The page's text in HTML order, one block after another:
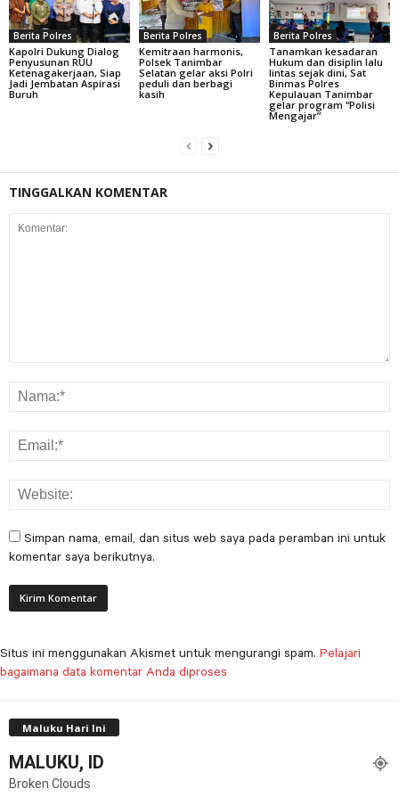
Berita Polres
Kapolri Dukung Dialog
Penyusunan RUU
Ketenagakerjaan, Siap
Jadi Jembatan Aspirasi
Buruh
Berita Polres
Kemitraan harmonis,
Polsek Tanimbar
Selatan gelar aksi Polri
peduli dan berbagi
kasih
Berita Polres
Tanamkan kesadaran
Hukum dan disiplin lalu
lintas sejak dini, Sat
Binmas Polres
Kepulauan Tanimbar
gelar program “Polisi
Mengajar”
TINGGALKAN KOMENTAR
Simpan nama, email, dan situs web saya pada peramban ini untuk
komentar saya berikutnya.
Situs ini menggunakan Akismet untuk mengurangi spam. Pelajari
bagaimana data komentar Anda diproses
Maluku Hari Ini
MALUKU, ID
Broken Clouds